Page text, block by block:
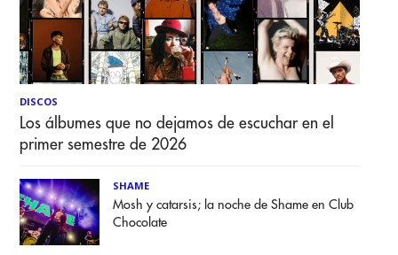
DISCOS
Los álbumes que no dejamos de escuchar en el
primer semestre de 2026
SHAME
Mosh y catarsis; la noche de Shame en Club
Chocolate